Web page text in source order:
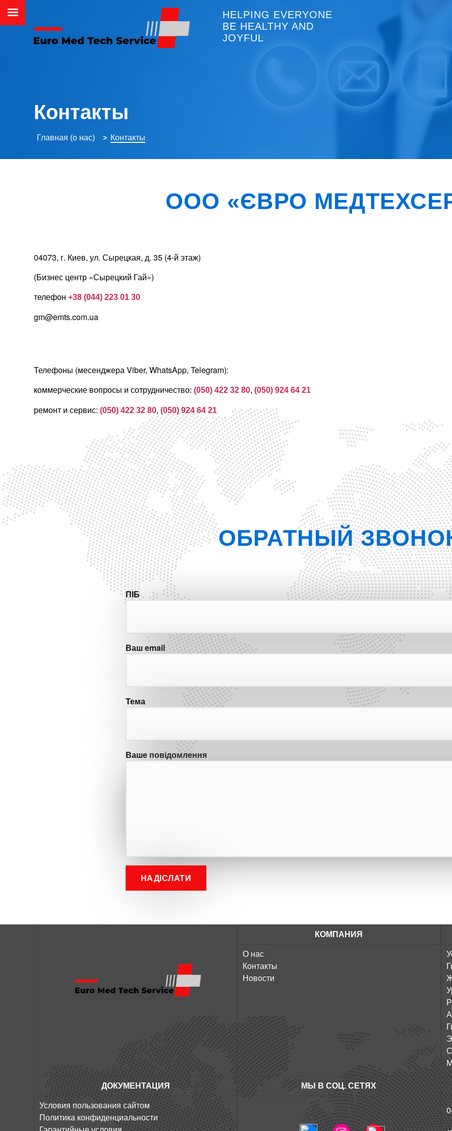
HELPING EVERYONE
BE HEALTHY AND
JOYFUL
Контакты
Главная (о нас) > Контакты
ООО «ЄВРО
04073, г. Киев, ул. Сырецкая, д. 35 (4-й этаж)
(Бизнес центр «Сырецкий Гай»)
телефон+38 (044) 223 01 30
gm@emts.com.ua
Телефоны (месенджера Viber, WhatsApp, Telegram):
коммерческие вопросы и сотрудничество:(050) 422 32 80,(050) 924 64 21
ремонт и сервис:(050) 422 32 80,(050) 924 64 21
ОБРАТНЫЙ
ПІБ
Ваш email
Тема
Ваше повідомлення
КОМПАНИЯ
О нас
Контакты
Новости
ДОКУМЕНТАЦИЯ
Условия пользования сайтом
Политика конфиденциальности
МЫ В СОЦ. СЕТЯХ